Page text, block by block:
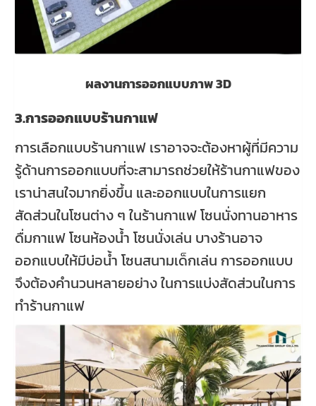
ผลงานการออกแบบภาพ 3D
3.การออกแบบร้านกาแฟ
การเลือกแบบร้านกาแฟ เราอาจจะต้องหาผู้ที่มีความ
รู้ด้านการออกแบบที่จะสามารถช่วยให้ร้านกาแฟของ
เราน่าสนใจมากยิ่งขึ้น และออกแบบในการแยก
สัดส่วนในโซนต่าง ๆ ในร้านกาแฟ โซนนั่งทานอาหาร
ดื่มกาแฟ โซนห้องน้ำ โซนนั่งเล่น บางร้านอาจ
ออกแบบให้มีบ่อน้ำ โซนสนามเด็กเล่น การออกแบบ
จึงต้องคำนวนหลายอย่าง ในการแบ่งสัดส่วนในการ
ทำร้านกาแฟ